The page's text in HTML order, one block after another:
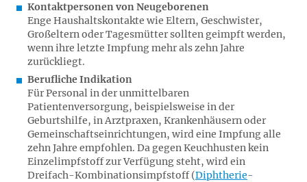
Kontaktpersonen von Neugeborenen
Enge Haushaltskontakte wie Eltern, Geschwister,
Großeltern oder Tagesmütter sollten geimpft werden,
wenn ihre letzte Impfung mehr als zehn Jahre
zurückliegt.
Berufliche Indikation
Für Personal in der unmittelbaren
Patientenversorgung, beispielsweise in der
Geburtshilfe, in Arztpraxen, Krankenhäusern oder
Gemeinschaftseinrichtungen, wird eine Impfung alle
zehn Jahre empfohlen. Da gegen Keuchhusten kein
Einzelimpfstoff zur Verfügung steht, wird ein
Dreifach-Kombinationsimpfstoff (Diphtherie-